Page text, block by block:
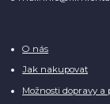
O nás
Jak nakupovat
Možnosti dopravy a